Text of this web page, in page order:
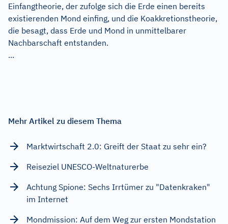
Einfangtheorie, der zufolge sich die Erde einen bereits
existierenden Mond einfing, und die Koakkretionstheorie,
die besagt, dass Erde und Mond in unmittelbarer
Nachbarschaft entstanden.
...
Mehr Artikel zu diesem Thema
Marktwirtschaft 2.0: Greift der Staat zu sehr ein?
Reiseziel UNESCO-Weltnaturerbe
Achtung Spione: Sechs Irrtümer zu "Datenkraken"
im Internet
Mondmission: Auf dem Weg zur ersten Mondstation